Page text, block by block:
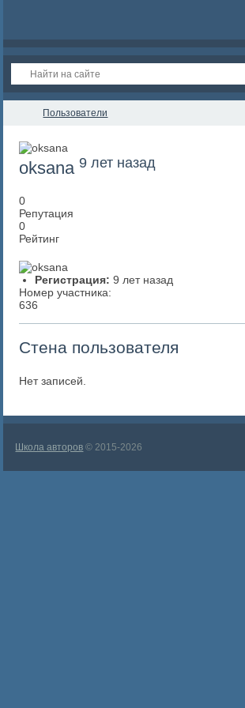
Пользователи
oksana 9 лет назад
0
Репутация
0
Рейтинг
Регистрация: 9 лет назад
Номер участника:
636
Стена пользователя
Нет записей.
Школа авторов © 2015-2026